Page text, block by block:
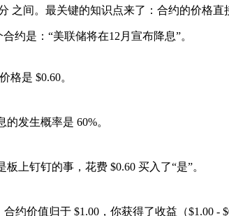
之间。最关键的知识点来了： 合约的价格直
约是：“美联储将在12月宣布降息”。
格是 $0.60。
的发生概率是 60%。
上钉钉的事，花费 $0.60 买入了“是”。
合约价值归于 $1.00 ，你获得了收益（$1.00 -